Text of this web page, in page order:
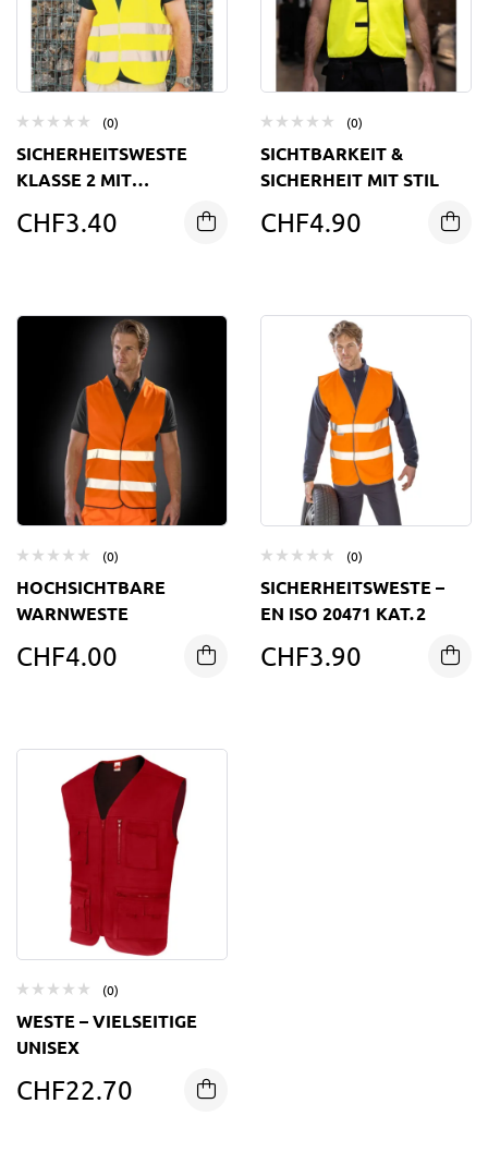
(0)
SICHERHEITSWESTE
KLASSE 2 MIT
CHF3.40
(0)
SICHTBARKEIT &
SICHERHEIT MIT STIL
CHF4.90
(0)
HOCHSICHTBARE
WARNWESTE
CHF4.00
(0)
SICHERHEITSWESTE –
EN ISO 20471 KAT. 2
CHF3.90
(0)
WESTE – VIELSEITIGE
UNISEX
CHF22.70